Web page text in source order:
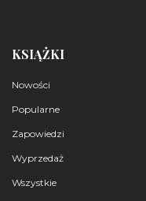
KSIĄŻKI
Nowości
Popularne
Zapowiedzi
Wyprzedaż
Wszystkie